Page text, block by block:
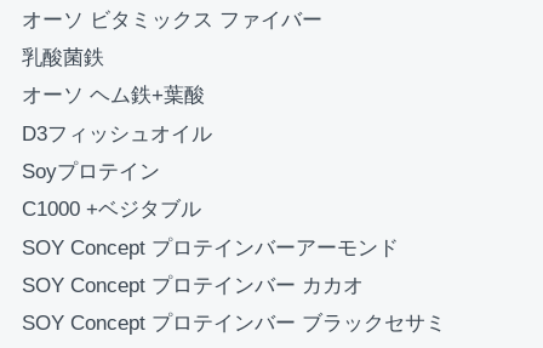
オーソ ビタミックス ファイバー
乳酸菌鉄
オーソ ヘム鉄+葉酸
D3フィッシュオイル
Soyプロテイン
C1000 +ベジタブル
SOY Concept プロテインバーアーモンド
SOY Concept プロテインバー カカオ
SOY Concept プロテインバー ブラックセサミ